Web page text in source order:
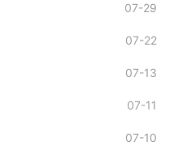
07-29
07-22
07-13
07-11
07-10